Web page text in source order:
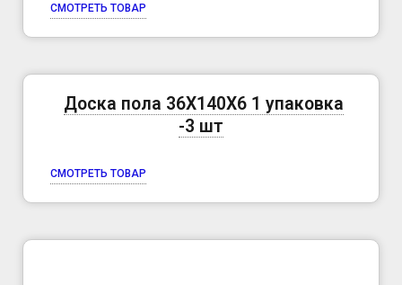
СМОТРЕТЬ ТОВАР
Доска пола 36X140Х6 1 упаковка
-3 шт
СМОТРЕТЬ ТОВАР